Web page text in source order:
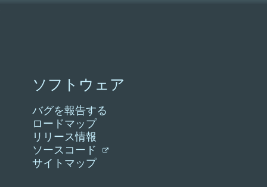
ソフトウェア
バグを報告する
ロードマップ
リリース情報
ソースコード
サイトマップ